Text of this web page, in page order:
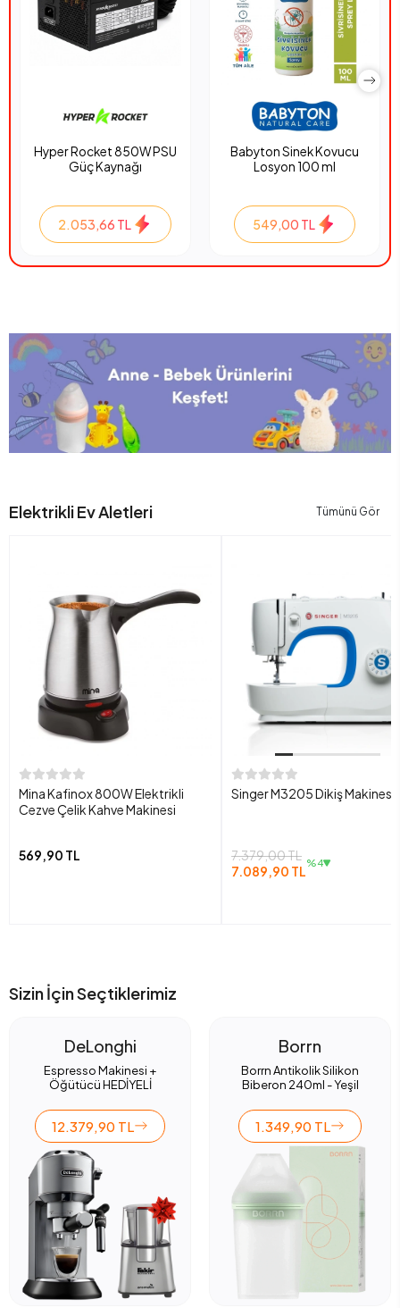
Hyper Rocket 850W PSU
Güç Kaynağı
2.053,66 TL
Babyton Sinek Kovucu
Losyon 100 ml
549,00 TL
Elektrikli Ev Aletleri Tümünü Gör
Mina Kafinox 800W Elektrikli
Cezve Çelik Kahve Makinesi
569,90 TL
Singer M3205 Dikiş Makinesi
7.379,00 TL
7.089,90 TL %4
Sizin İçin Seçtiklerimiz
DeLonghi
Espresso Makinesi +
Öğütücü HEDİYELİ
12.379,90 TL
Borrn
Borrn Antikolik Silikon
Biberon 240ml - Yeşil
1.349,90 TL